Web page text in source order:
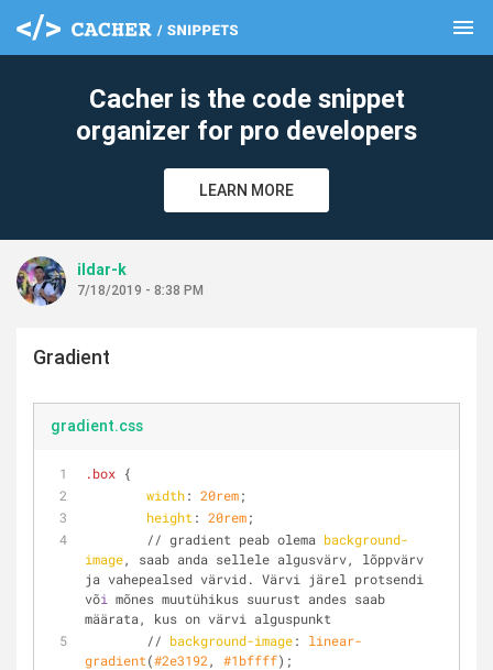
menu
Cacher is the code snippet
organizer for pro developers
LEARN MORE
ildar-k
7/18/2019 - 8:38 PM
Gradient
gradient.css
.box {
width: 20rem;
height : 20rem;
        // gradient peab olema
background-
image, saab anda sellele algusvärv, lõppvärv
ja vahepealsed värvid. Värvi järel protsendi
või mõnes muutühikus suurust andes saab
määrata, kus on värvi alguspunkt
        //
background-image: linear-
gradient(#2e3192 , #1bffff);
clear